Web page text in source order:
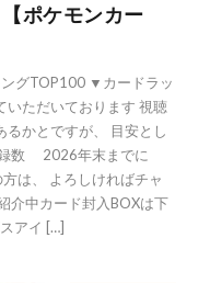
ポケモンカー
グTOP100 ▼カードラッ
いただいております 視聴
るかとですが、 目安とし
数 2026年末までに
は、 よろしければチャ
介中カード封入BOXは下
アイ […]